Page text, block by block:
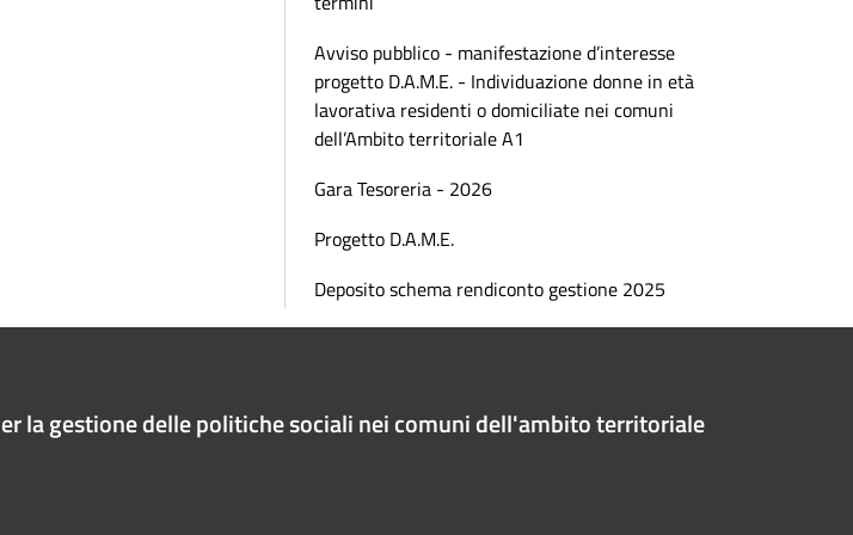
Avviso pubblico - manifestazione d’interesse
progetto D.A.M.E. - Individuazione donne in età
lavorativa residenti o domiciliate nei comuni
dell’Ambito territoriale A1
Gara Tesoreria - 2026
Progetto D.A.M.E.
Deposito schema rendiconto gestione 2025
la gestione delle politiche sociali nei comuni dell'ambito territoriale